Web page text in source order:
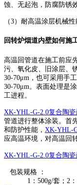
蚀、无起泡，防腐防锈
（3）耐高温涂层机械
回转炉烟道内壁如何施
高温回管道在施工前应
污、氧化皮、旧涂层、
30-70μm，也可采用手
30-70μm。表面处理是
工进程。
XK-YHL-G-2.0复合陶
管道进行整体涂装。首
和防护性能， XK-YHL-
应高温环境，对高温回
XK-YHL-G-2.0复合陶
包装规格 ：
1：500g/套；2：